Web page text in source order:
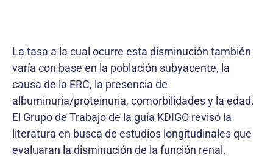
La tasa a la cual ocurre esta disminución también
varía con base en la población subyacente, la
causa de la ERC, la presencia de
albuminuria/proteinuria, comorbilidades y la edad.
El Grupo de Trabajo de la guía KDIGO revisó la
literatura en busca de estudios longitudinales que
evaluaran la disminución de la función renal.